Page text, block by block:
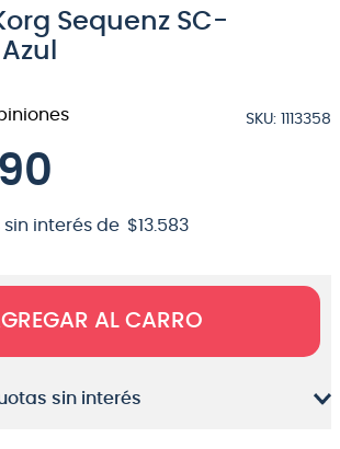
Sequenz SC-
SKU: 1113358
interés de $13 583
AL CARRO
sin interés